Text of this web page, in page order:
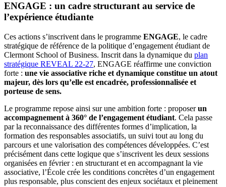
ENGAGE : un cadre structurant au service de
l’expérience étudiante
Ces actions s’inscrivent dans le programme ENGAGE, le cadre
stratégique de référence de la politique d’engagement étudiant de
Clermont School of Business. Inscrit dans la dynamique du plan
stratégique REVEAL 22-27, ENGAGE réaffirme une conviction
forte : une vie associative riche et dynamique constitue un atout
majeur, dès lors qu’elle est encadrée, professionnalisée et
porteuse de sens.
Le programme repose ainsi sur une ambition forte : proposerun
accompagnement à 360° de l’engagement étudiant. Cela passe
par la reconnaissance des différentes formes d’implication, la
formation des responsables associatifs, un suivi tout au long du
parcours et une valorisation des compétences développées. C’est
précisément dans cette logique que s’inscrivent les deux sessions
organisées en février : en structurant et en accompagnant la vie
associative, l’École crée les conditions concrètes d’un engagement
plus responsable, plus conscient des enjeux sociétaux et pleinement